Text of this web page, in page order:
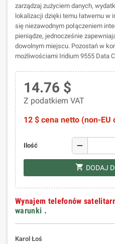
zarządzaj zużyciem danych,
lokalizacji dzięki temu łatwemu w
się niezawodnym połączeniem
pieniądze, jednocześnie
dowolnym miejscu. Pozostań w
możliwościami Iridium 9555 Data
14.76 $
Z podatkiem VAT
12 $ cena netto (non-EU
Ilość remove
shopping_cart DODAJ
Wynajem telefonów
warunki .
Karol Łoś